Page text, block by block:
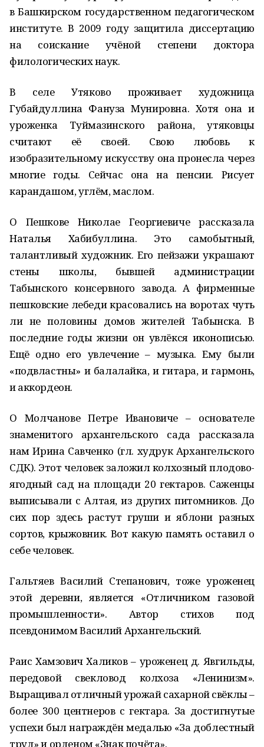
в Башкирском государственном педагогическом
институте. В 2009 году защитила диссертацию
на соискание учёной степени доктора
филологических наук.
В селе Утяково проживает художница
Губайдуллина Фануза Мунировна. Хотя она и
уроженка Туймазинского района, утяковцы
считают её своей. Свою любовь к
изобразительному искусству она пронесла через
многие годы. Сейчас она на пенсии. Рисует
карандашом, углём, маслом.
О Пешкове Николае Георгиевиче рассказала
Наталья Хабибуллина. Это самобытный,
талантливый художник. Его пейзажи украшают
стены школы, бывшей администрации
Табынского консервного завода. А фирменные
пешковские лебеди красовались на воротах чуть
ли не половины домов жителей Табынска. В
последние годы жизни он увлёкся иконописью.
Ещё одно его увлечение – музыка. Ему были
«подвластны» и балалайка, и гитара, и гармонь,
и аккордеон.
О Молчанове Петре Ивановиче – основателе
знаменитого архангельского сада рассказала
нам Ирина Савченко (гл. худрук Архангельского
СДК). Этот человек заложил колхозный плодово-
ягодный сад на площади 20 гектаров. Саженцы
выписывали с Алтая, из других питомников. До
сих пор здесь растут груши и яблони разных
сортов, крыжовник. Вот какую память оставил о
себе человек.
Гальтяев Василий Степанович, тоже уроженец
этой деревни, является «Отличником газовой
промышленности». Автор стихов под
псевдонимом Василий Архангельский.
Раис Хамзович Халиков – уроженец д. Явгильды,
передовой свекловод колхоза «Ленинизм».
Выращивал отличный урожай сахарной свёклы –
более 300 центнеров с гектара. За достигнутые
успехи был награждён медалью «За доблестный
труд» и орденом «Знак почёта».